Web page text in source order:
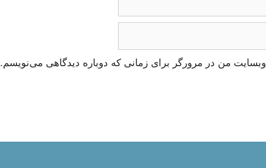
وبسایت من در مرورگر برای زمانی که دوباره دیدگاهی می‌نویسم.